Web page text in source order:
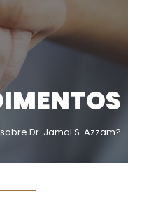
Dr. Jamal S. Azzam?